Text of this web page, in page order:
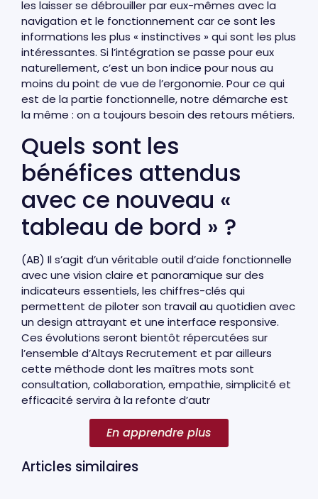
les laisser se débrouiller par eux-mêmes avec la
navigation et le fonctionnement car ce sont les
informations les plus « instinctives » qui sont les plus
intéressantes. Si l’intégration se passe pour eux
naturellement, c’est un bon indice pour nous au
moins du point de vue de l’ergonomie. Pour ce qui
est de la partie fonctionnelle, notre démarche est
la même : on a toujours besoin des retours métiers.
Quels sont les
bénéfices attendus
avec ce nouveau «
tableau de bord » ?
(AB) Il s’agit d’un véritable outil d’aide fonctionnelle
avec une vision claire et panoramique sur des
indicateurs essentiels, les chiffres-clés qui
permettent de piloter son travail au quotidien avec
un design attrayant et une interface responsive.
Ces évolutions seront bientôt répercutées sur
l’ensemble d’Altays Recrutement et par ailleurs
cette méthode dont les maîtres mots sont
consultation, collaboration, empathie, simplicité et
efficacité servira à la refonte d’autr
En apprendre plus
Articles similaires